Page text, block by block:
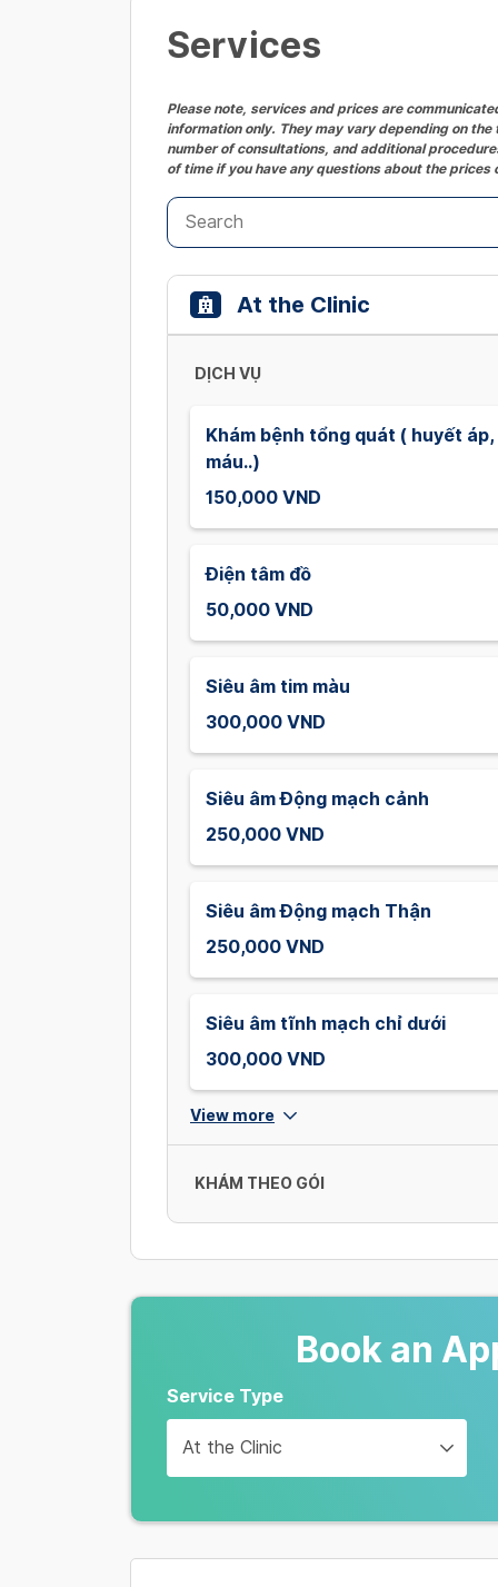
Services
Please note, services and prices are
information only. They may vary depending on
number of consultations, and additional
of time if you have any questions about the prices
At the Clinic
DỊCH VỤ
Khám bệnh tổng quát ( huyết
máu..)
150,000 VND
Điện tâm đồ
50,000 VND
Siêu âm tim màu
300,000 VND
Siêu âm Động mạch cảnh
250,000 VND
Siêu âm Động mạch Thận
250,000 VND
Siêu âm tĩnh mạch chỉ dưới
300,000 VND
View more
KHÁM THEO GÓI
400,000 VND
Tầm soát nguy cơ cao huyết áp
Khám bệnh tư vấn - Điện tâm đồ 12
600,000 VND
Book an
Service Type
At the Clinic